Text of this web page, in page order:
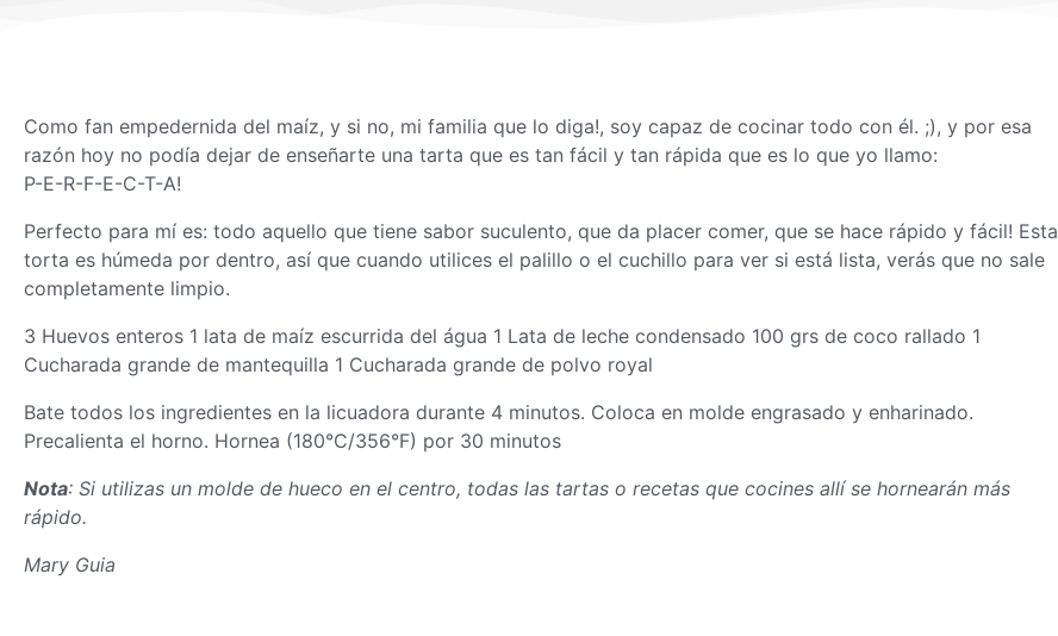
Como fan empedernida del maíz, y si no, mi familia que lo diga!, soy capaz de cocinar todo con él. ;), y por esa
razón hoy no podía dejar de enseñarte una tarta que es tan fácil y tan rápida que es lo que yo llamo:
P-E-R-F-E-C-T-A!
Perfecto para mí es: todo aquello que tiene sabor suculento, que da placer comer, que se hace rápido y fácil! Esta
torta es húmeda por dentro, así que cuando utilices el palillo o el cuchillo para ver si está lista, verás que no sale
completamente limpio.
3 Huevos enteros 1 lata de maíz escurrida del água 1 Lata de leche condensado 100 grs de coco rallado 1
Cucharada grande de mantequilla 1 Cucharada grande de polvo royal
Bate todos los ingredientes en la licuadora durante 4 minutos. Coloca en molde engrasado y enharinado.
Precalienta el horno. Hornea (180°C/356°F) por 30 minutos
Nota: Si utilizas un molde de hueco en el centro, todas las tartas o recetas que cocines allí se hornearán más
rápido.
Mary Guia